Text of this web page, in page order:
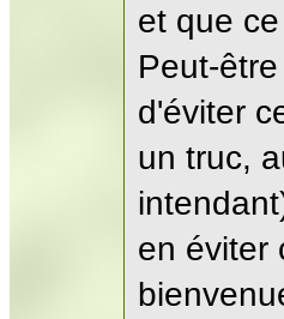
et que
Peut-
d'éviter
un truc,
en éviter